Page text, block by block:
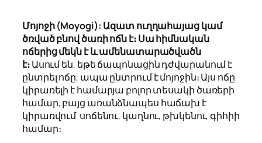
Մոյոջի(Moyogi): Ազատ ուղղահայաց կամ
ծռված բնով ծառի ոճն է։ Սա հիմնական
ոճերից մեկն է և ամենատարածվածն
է։Ասում են, եթե ճապոնացին դժվարանում է
ընտրել ոճը, ապա ընտրում է մոյոջին։ Այս ոճը
կիրառելի է համարյա բոլոր տեսակի ծառերի
համար, բայց առանձնապես հաճախ է
կիրառվում սոճենու, կաղնու, թխկենու, գիհիի
համար։